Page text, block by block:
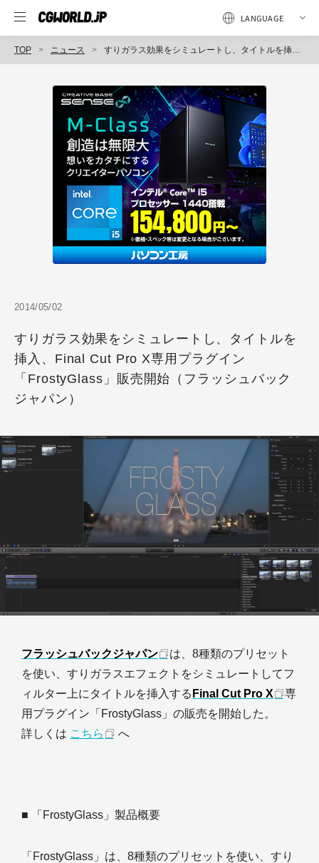
TOP ニュース すりガラス効果をシミュレートし、タイトルを挿入、Final Cut Pro X専用プラグイン「FrostyGlass」販売開始（フラッシュバックジャパン）
2014/05/02
すりガラス効果をシミュレートし、タイトルを
挿入、Final Cut Pro X専用プラグイン
「FrostyGlass」販売開始（フラッシュバック
ジャパン）
フラッシュバックジャパン
は、8種類のプリセット
を使い、すりガラスエフェクトをシミュレートしてフ
ィルター上にタイトルを挿入する Final Cut Pro X
専
用プラグイン「FrostyGlass」の販売を開始した。
詳しくは こちら へ
■ 「FrostyGlass」製品概要
「FrostyGlass」は、8種類のプリセットを使い、すり